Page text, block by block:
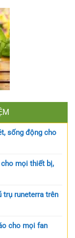
sống động cho
mọi thiết bị,
trụ runeterra trên
cho mọi fan